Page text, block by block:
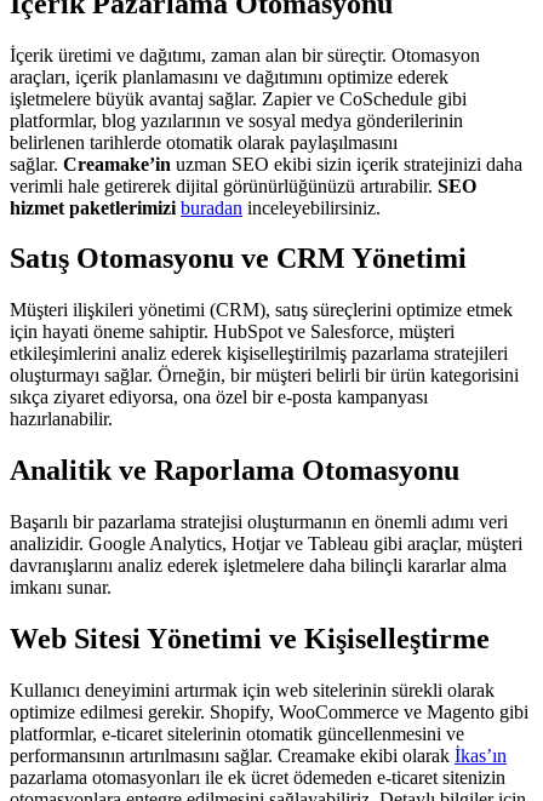
İçerik üretimi ve dağıtımı, zaman alan bir süreçtir. Otomasyon
araçları, içerik planlamasını ve dağıtımını optimize ederek
işletmelere büyük avantaj sağlar. Zapier ve CoSchedule gibi
platformlar, blog yazılarının ve sosyal medya gönderilerinin
belirlenen tarihlerde otomatik olarak paylaşılmasını
sağlar. Creamake’in uzman SEO ekibi sizin içerik stratejinizi daha
verimli hale getirerek dijital görünürlüğünüzü artırabilir. SEO
hizmet paketlerimizi buradan inceleyebilirsiniz.
Satış Otomasyonu ve CRM Yönetimi
Müşteri ilişkileri yönetimi (CRM), satış süreçlerini optimize etmek
için hayati öneme sahiptir. HubSpot ve Salesforce, müşteri
etkileşimlerini analiz ederek kişiselleştirilmiş pazarlama stratejileri
oluşturmayı sağlar. Örneğin, bir müşteri belirli bir ürün kategorisini
sıkça ziyaret ediyorsa, ona özel bir e-posta kampanyası
hazırlanabilir.
Analitik ve Raporlama Otomasyonu
Başarılı bir pazarlama stratejisi oluşturmanın en önemli adımı veri
analizidir. Google Analytics, Hotjar ve Tableau gibi araçlar, müşteri
davranışlarını analiz ederek işletmelere daha bilinçli kararlar alma
imkanı sunar.
Web Sitesi Yönetimi ve Kişiselleştirme
Kullanıcı deneyimini artırmak için web sitelerinin sürekli olarak
optimize edilmesi gerekir. Shopify, WooCommerce ve Magento gibi
platformlar, e-ticaret sitelerinin otomatik güncellenmesini ve
performansının artırılmasını sağlar. Creamake ekibi olarak İkas’ın
pazarlama otomasyonları ile ek ücret ödemeden e-ticaret sitenizin